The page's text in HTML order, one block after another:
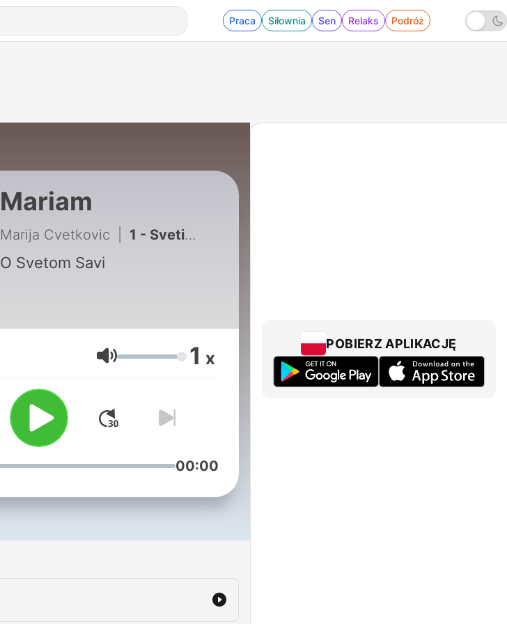
Praca Siłownia Sen Relaks Podróż
Mariam
Marija Cvetkovic 1 - Sveti Sava
O Svetom Savi
Głośność 1 x
00:00
POBIERZ APLIKACJĘ